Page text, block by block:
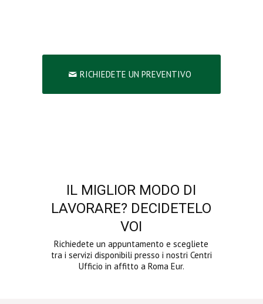
RICHIEDETE UN PREVENTIVO
IL MIGLIOR MODO DI
LAVORARE? DECIDETELO
VOI
Richiedete un appuntamento e scegliete
tra i servizi disponibili presso i nostri Centri
Ufficio in affitto a Roma Eur.